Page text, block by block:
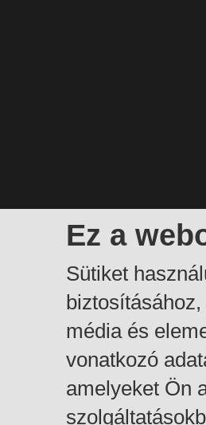
Ez a
Sütiket
média és
vonatkozó
amelyeket Ön